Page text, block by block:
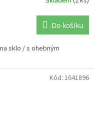
Do košíku
sklo / s ohebným
Kód: 1641896